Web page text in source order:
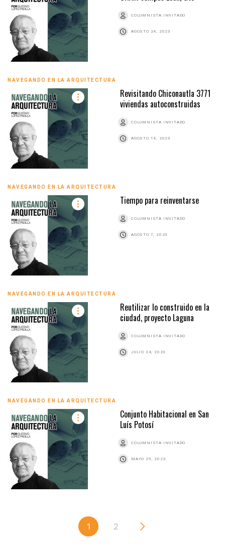
COLUMNISTA INVITADO
AGOSTO 24, 2023
NAVEGANDO EN LA ARQUITECTURA
Revisitando Chiconautla 3771
viviendas autoconstruidas
COLUMNISTA INVITADO
AGOSTO 14, 2023
NAVEGANDO EN LA ARQUITECTURA
Tiempo para reinventarse
COLUMNISTA INVITADO
AGOSTO 7, 2023
NAVEGANDO EN LA ARQUITECTURA
Reutilizar lo construido en la
ciudad, proyecto Laguna
COLUMNISTA INVITADO
JULIO 24, 2023
NAVEGANDO EN LA ARQUITECTURA
Conjunto Habitacional en San
Luís Potosí
COLUMNISTA INVITADO
MAYO 29, 2023
1 2